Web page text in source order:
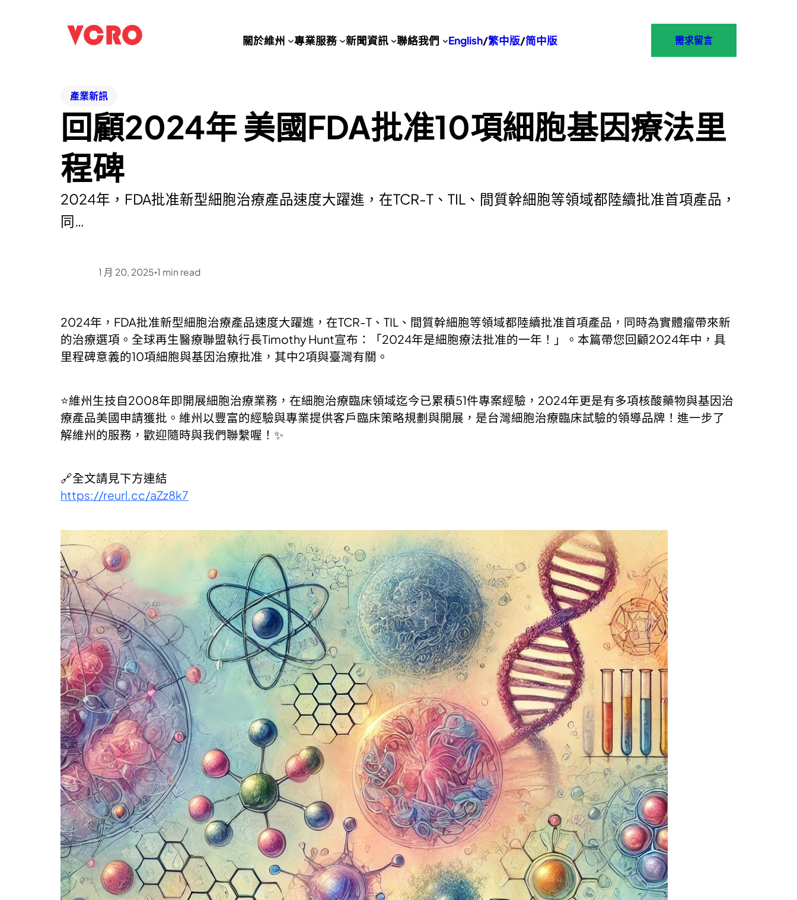
關於維州 專業服務 新聞資訊 聯絡我們 English/繁中版/简中版 需求留言
產業新訊
回顧2024年 美國FDA批准10項細胞基因療法里
程碑
2024年，FDA批准新型細胞治療產品速度大躍進，在TCR-T、TIL、間質幹細胞等領域都陸續批准首項產品，
同…
1 月 20, 2025 •1 min read
2024年，FDA批准新型細胞治療產品速度大躍進，在TCR-T、TIL、間質幹細胞等領域都陸續批准首項產品，同時為實體瘤帶來新
的治療選項。全球再生醫療聯盟執行長Timothy Hunt宣布：「2024年是細胞療法批准的一年！」。本篇帶您回顧2024年中，具
里程碑意義的10項細胞與基因治療批准，其中2項與臺灣有關。
⭐維州生技自2008年即開展細胞治療業務，在細胞治療臨床領域迄今已累積51件專案經驗，2024年更是有多項核酸藥物與基因治
療產品美國申請獲批。維州以豐富的經驗與專業提供客戶臨床策略規劃與開展，是台灣細胞治療臨床試驗的領導品牌！進一步了
解維州的服務，歡迎隨時與我們聯繫喔！✨
🔗全文請見下方連結
https://reurl.cc/aZz8k7